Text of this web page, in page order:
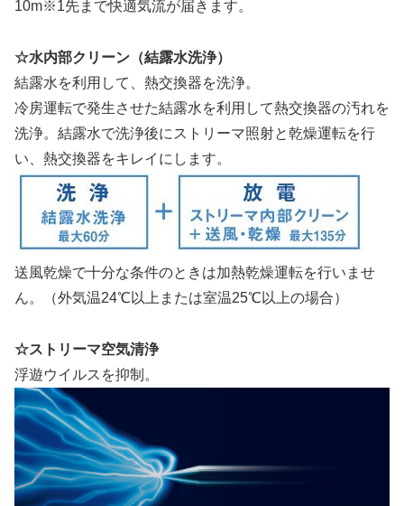
10m※1先まで快適気流が届きます。
☆水内部クリーン（結露水洗浄）
結露水を利用して、熱交換器を洗浄。
冷房運転で発生させた結露水を利用して熱交換器の汚れを
洗浄。結露水で洗浄後にストリーマ照射と乾燥運転を行
い、熱交換器をキレイにします。
送風乾燥で十分な条件のときは加熱乾燥運転を行いませ
ん。（外気温24℃以上または室温25℃以上の場合）
☆ストリーマ空気清浄
浮遊ウイルスを抑制。